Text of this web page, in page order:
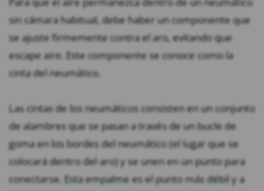
sin cámara habitual, debe haber un componente que
se ajuste firmemente contra el aro, evitando que
escape aire. Este componente se conoce como la
cinta del neumático.
Las cintas de los neumáticos consisten en un conjunto
de alambres que se pasan a través de un bucle de
goma en los bordes del neumático (el lugar que se
colocará dentro del aro) y se unen en un punto para
conectarse. Esta empalme es el punto más débil y a